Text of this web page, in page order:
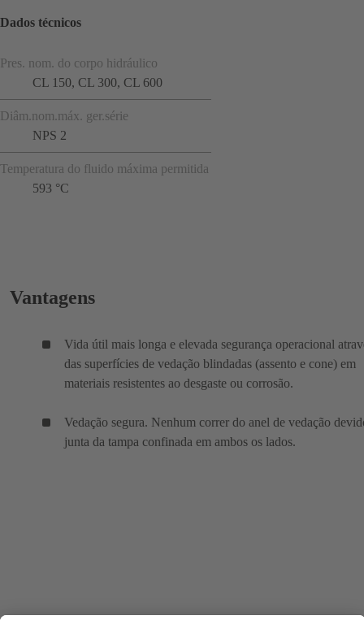
Dados técnicos
Pres. nom. do corpo hidráulico
CL 150, CL 300, CL 600
Diâm.nom.máx. ger.série
NPS 2
Temperatura do fluido máxima permitida
593 °C
Vantagens
Vida útil mais longa e elevada segurança operacional
das superfícies de vedação blindadas (assento e cone) em
materiais resistentes ao desgaste ou corrosão.
Vedação segura. Nenhum correr do anel de vedação
junta da tampa confinada em ambos os lados.